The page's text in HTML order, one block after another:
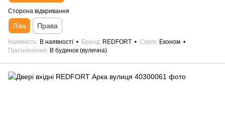
Сторона відкривання
Ліва Права
Наявність В наявності Бренд REDFORT Серія
Економ
Призначення
В будинок (вулична)